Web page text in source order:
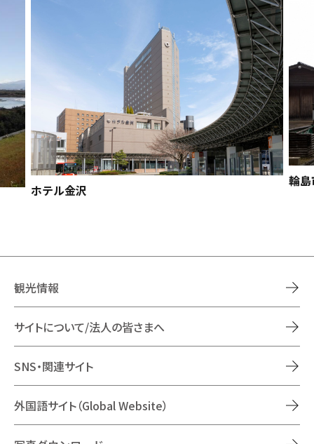
ホテル金沢
輪
観光情報
サイトについて/法人の皆さまへ
SNS・関連サイト
外国語サイト（Global Website）